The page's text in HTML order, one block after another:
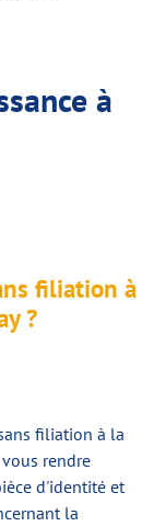
à
filiation à
?
filiation à la
rendre
d'identité et
la